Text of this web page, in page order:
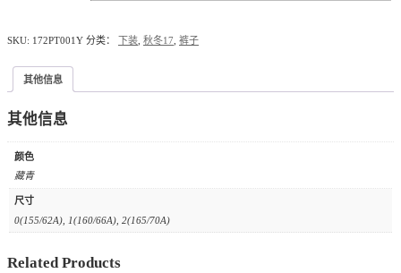
SKU: 172PT001Y 分类： 下装 秋冬17 裤子
其他信息
其他信息
颜色
藏青
尺寸
0(155/62A), 1(160/66A), 2(165/70A)
Related Products